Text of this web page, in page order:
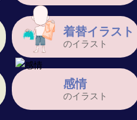
着替イラスト
のイラスト
感情
のイラスト